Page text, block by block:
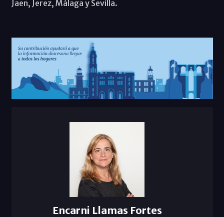
Jaen, Jerez, Málaga y Sevilla.
Encarni Llamas Fortes